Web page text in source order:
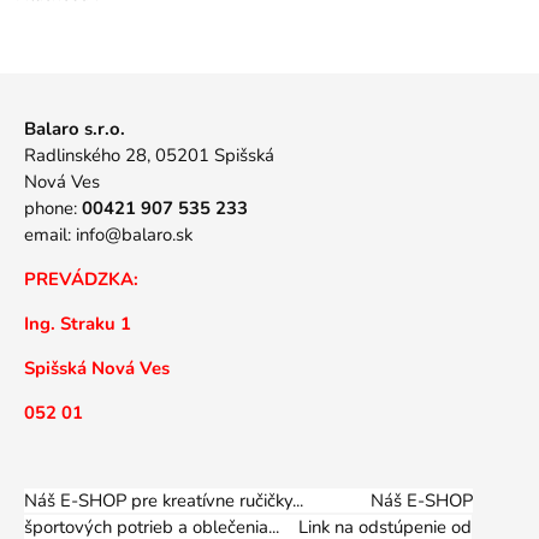
Balaro s.r.o.
Radlinského 28, 05201 Spišská
Nová Ves
phone: 00421 907 535 233
email: info@balaro.sk
PREVÁDZKA:
Ing. Straku 1
Spišská Nová Ves
052 01
Náš E-SHOP pre kreatívne ručičky... Náš E-SHOP
športových potrieb a oblečenia... Link na odstúpenie od